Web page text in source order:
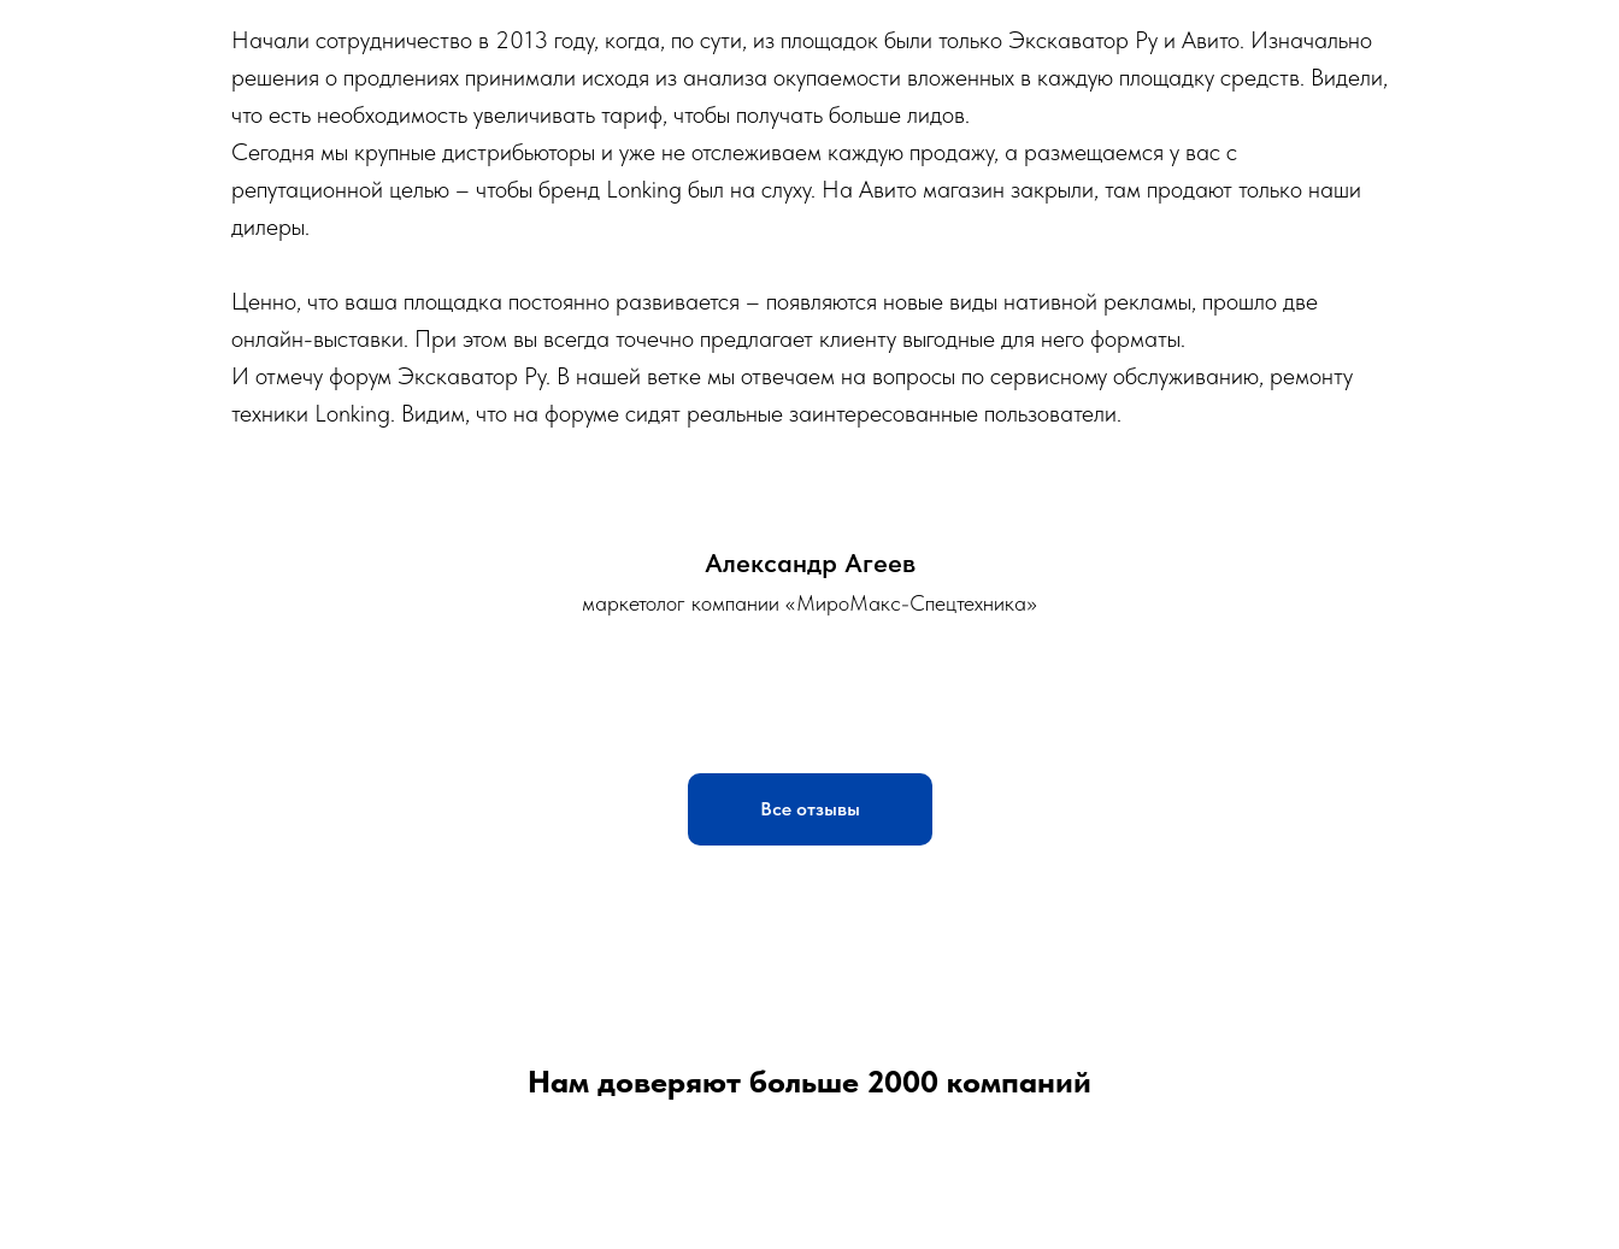
Начали сотрудничество в 2013 году, когда, по сути, из площадок были только Экскаватор Ру и Авито. Изначально
решения о продлениях принимали исходя из анализа окупаемости вложенных в каждую площадку средств. Видели,
что есть необходимость увеличивать тариф, чтобы получать больше лидов.
Сегодня мы крупные дистрибьюторы и уже не отслеживаем каждую продажу, а размещаемся у вас с
репутационной целью – чтобы бренд Lonking был на слуху. На Авито магазин закрыли, там продают только наши
дилеры.
Ценно, что ваша площадка постоянно развивается – появляются новые виды нативной рекламы, прошло две
онлайн-выставки. При этом вы всегда точечно предлагает клиенту выгодные для него форматы.
И отмечу форум Экскаватор Ру. В нашей ветке мы отвечаем на вопросы по сервисному обслуживанию, ремонту
техники Lonking. Видим, что на форуме сидят реальные заинтересованные пользователи.
Александр Агеев
маркетолог компании «МироМакс-Спецтехника»
Все отзывы
Нам доверяют больше 2000 компаний